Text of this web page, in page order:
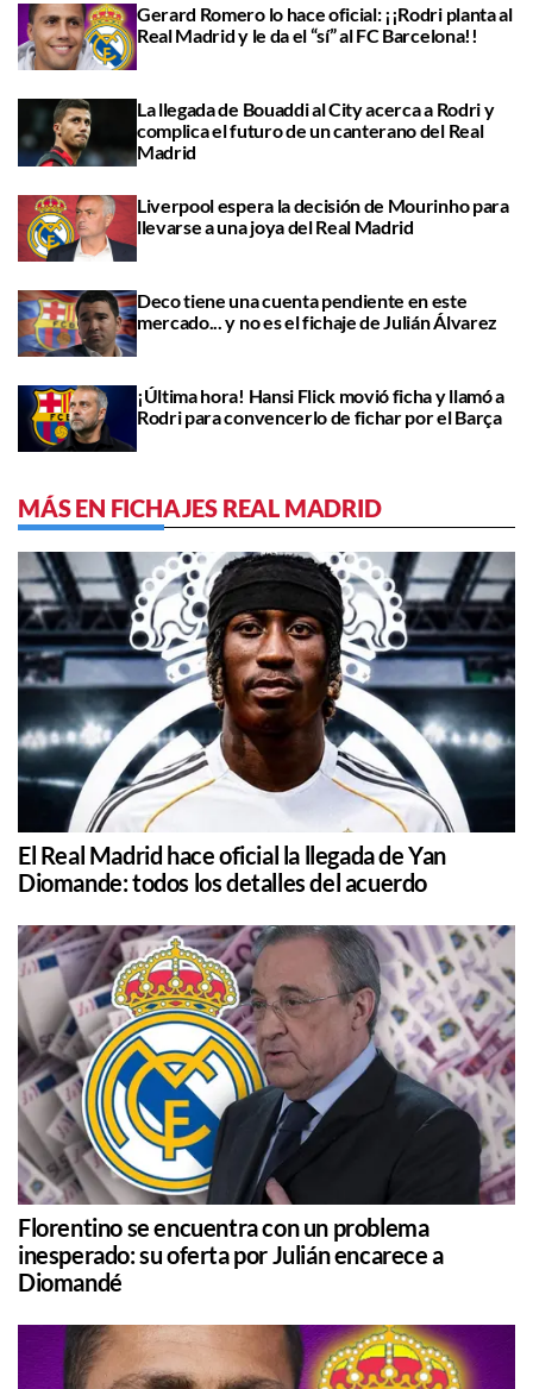
Gerard Romero lo hace oficial: ¡¡Rodri planta al
Real Madrid y le da el “sí” al FC Barcelona!!
La llegada de Bouaddi al City acerca a Rodri y
complica el futuro de un canterano del Real
Madrid
Liverpool espera la decisión de Mourinho para
llevarse a una joya del Real Madrid
Deco tiene una cuenta pendiente en este
mercado... y no es el fichaje de Julián Álvarez
¡Última hora! Hansi Flick movió ficha y llamó a
Rodri para convencerlo de fichar por el Barça
MÁS EN FICHAJES REAL MADRID
El Real Madrid hace oficial la llegada de Yan
Diomande: todos los detalles del acuerdo
Florentino se encuentra con un problema
inesperado: su oferta por Julián encarece a
Diomandé